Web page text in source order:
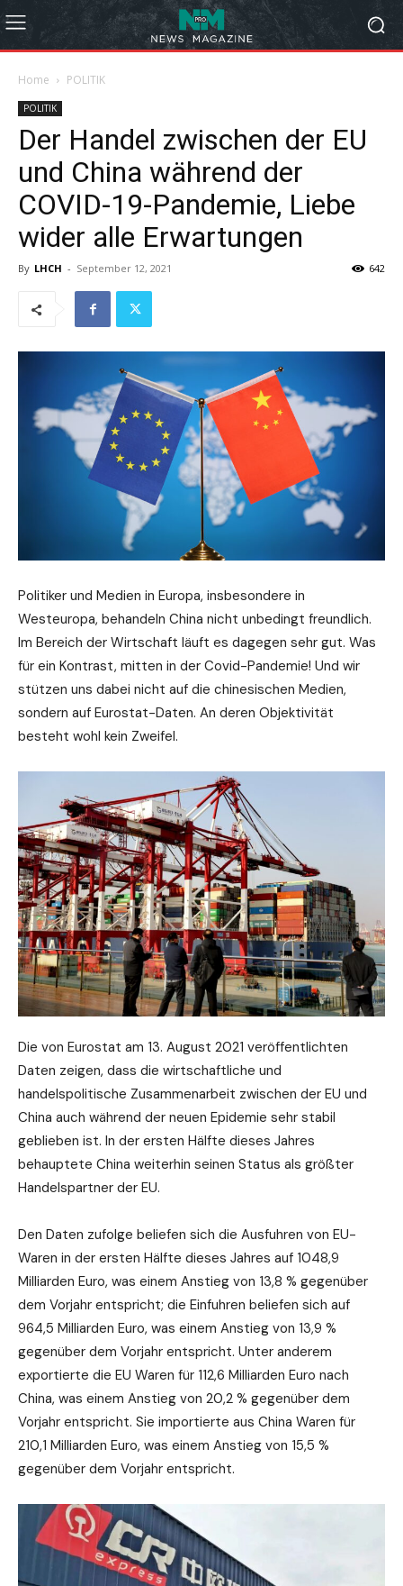
Home POLITIK
POLITIK
Der Handel zwischen der EU
und China während der
COVID-19-Pandemie, Liebe
wider alle Erwartungen
By LHCH - September 12, 2021 642
Politiker und Medien in Europa, insbesondere in
Westeuropa, behandeln China nicht unbedingt freundlich.
Im Bereich der Wirtschaft läuft es dagegen sehr gut. Was
für ein Kontrast, mitten in der Covid-Pandemie! Und wir
stützen uns dabei nicht auf die chinesischen Medien,
sondern auf Eurostat-Daten. An deren Objektivität
besteht wohl kein Zweifel.
Die von Eurostat am 13. August 2021 veröffentlichten
Daten zeigen, dass die wirtschaftliche und
handelspolitische Zusammenarbeit zwischen der EU und
China auch während der neuen Epidemie sehr stabil
geblieben ist. In der ersten Hälfte dieses Jahres
behauptete China weiterhin seinen Status als größter
Handelspartner der EU.
Den Daten zufolge beliefen sich die Ausfuhren von EU-
Waren in der ersten Hälfte dieses Jahres auf 1048,9
Milliarden Euro, was einem Anstieg von 13,8 % gegenüber
dem Vorjahr entspricht; die Einfuhren beliefen sich auf
964,5 Milliarden Euro, was einem Anstieg von 13,9 %
gegenüber dem Vorjahr entspricht. Unter anderem
exportierte die EU Waren für 112,6 Milliarden Euro nach
China, was einem Anstieg von 20,2 % gegenüber dem
Vorjahr entspricht. Sie importierte aus China Waren für
210,1 Milliarden Euro, was einem Anstieg von 15,5 %
gegenüber dem Vorjahr entspricht.